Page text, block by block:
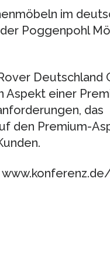
im
Poggenpohl
Deutschland
Aspekt einer
das
den Premium-